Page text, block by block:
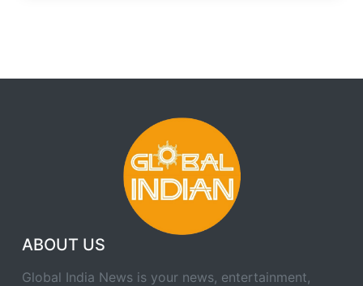
ABOUT US
Global India News is your news, entertainment,